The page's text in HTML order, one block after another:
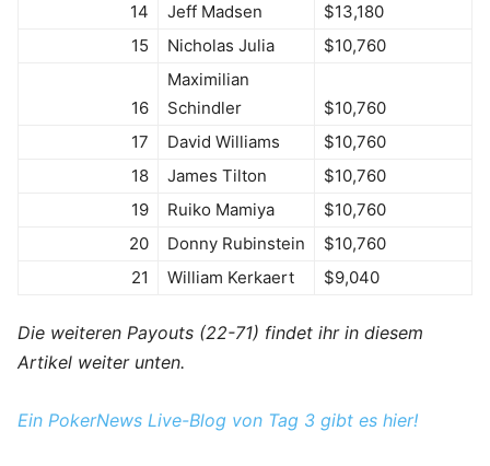
14
Jeff Madsen
$13,180
15
Nicholas Julia $10,760
16
Maximilian
Schindler
$10,760
17
David Williams
$10,760
18
James Tilton
$10,760
19
Ruiko Mamiya
$10,760
20
Donny Rubinstein
$10,760
21
William Kerkaert $9,040
Die weiteren Payouts (22-71) findet ihr in diesem
Artikel weiter unten.
Ein PokerNews Live-Blog von Tag 3 gibt es hier!